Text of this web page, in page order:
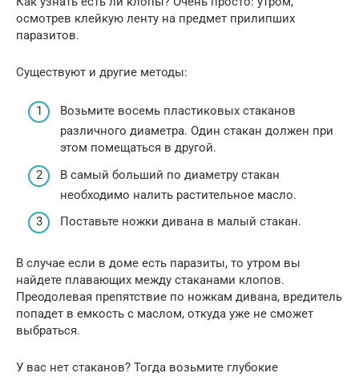
осмотрев клейкую ленту на предмет прилипших
паразитов.
Существуют и другие методы:
Возьмите восемь пластиковых стаканов
различного диаметра. Один стакан должен при
этом помещаться в другой.
В самый больший по диаметру стакан
необходимо налить растительное масло.
Поставьте ножки дивана в малый стакан.
В случае если в доме есть паразиты, то утром вы
найдете плавающих между стаканами клопов.
Преодолевая препятствие по ножкам дивана, вредитель
попадет в емкость с маслом, откуда уже не сможет
выбраться.
У вас нет стаканов? Тогда возьмите глубокие